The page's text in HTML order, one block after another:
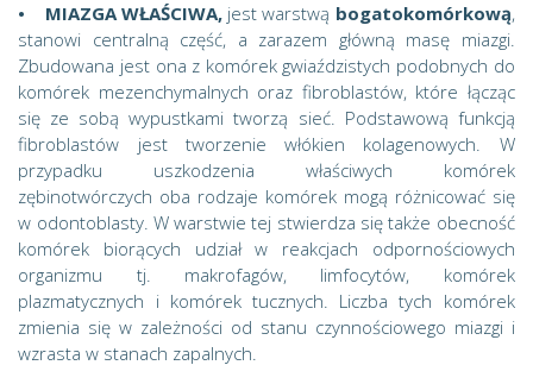
• MIAZGA WŁAŚCIWA, jest warstwą bogatokomórkową,
stanowi centralną część, a zarazem główną masę miazgi.
Zbudowana jest ona z komórek gwiaździstych podobnych do
komórek mezenchymalnych oraz fibroblastów, które łącząc
się ze sobą wypustkami tworzą sieć. Podstawową funkcją
fibroblastów jest tworzenie włókien kolagenowych. W
przypadku uszkodzenia właściwych komórek
zębinotwórczych oba rodzaje komórek mogą różnicować się
w odontoblasty. W warstwie tej stwierdza się także obecność
komórek biorących udział w reakcjach odpornościowych
organizmu tj. makrofagów, limfocytów, komórek
plazmatycznych i komórek tucznych. Liczba tych komórek
zmienia się w zależności od stanu czynnościowego miazgi i
wzrasta w stanach zapalnych.